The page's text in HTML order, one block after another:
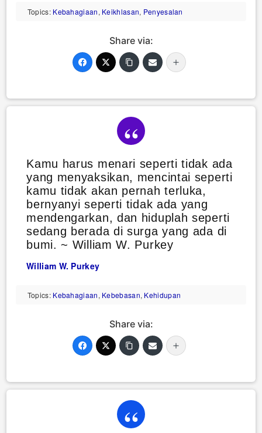
Topics: Kebahagiaan, Keikhlasan, Penyesalan
Share via:
Kamu harus menari seperti tidak ada
yang menyaksikan, mencintai seperti
kamu tidak akan pernah terluka,
bernyanyi seperti tidak ada yang
mendengarkan, dan hiduplah seperti
sedang berada di surga yang ada di
bumi. ~ William W. Purkey
William W. Purkey
Topics: Kebahagiaan, Kebebasan, Kehidupan
Share via: